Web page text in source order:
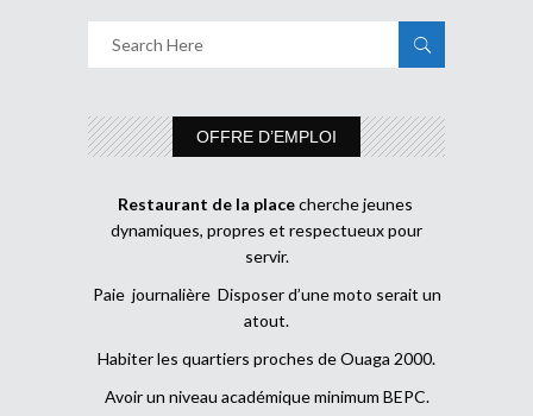
OFFRE D’EMPLOI
Restaurant de la placecherche jeunes
dynamiques, propres et respectueux pour
servir.
Paie journalière Disposer d’une moto serait un
atout.
Habiter les quartiers proches de Ouaga 2000.
Avoir un niveau académique minimum BEPC.